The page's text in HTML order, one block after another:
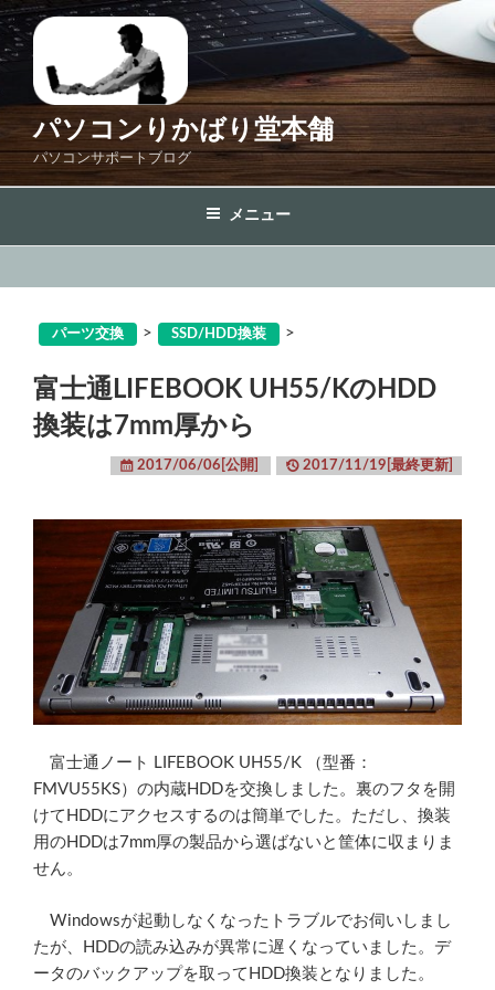
コ
ン
テ
ス
プ
パソコンりかばり堂本舗
パソコンサポートブログ
メニュー
パーツ交換 > SSD/HDD換装 >
富士通LIFEBOOK UH55/KのHDD
換装は7mm厚から
2017/06/06[公開] 2017/11/19[最終更新]
富士通ノート LIFEBOOK UH55/K （型番：
FMVU55KS）の内蔵HDDを交換しました。裏のフタを開
けてHDDにアクセスするのは簡単でした。ただし、換装
用のHDDは7mm厚の製品から選ばないと筐体に収まりま
せん。
Windowsが起動しなくなったトラブルでお伺いしまし
たが、HDDの読み込みが異常に遅くなっていました。デ
ータのバックアップを取ってHDD換装となりました。